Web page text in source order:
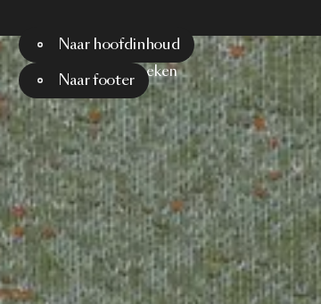
Naar hoofdinhoud
Naar footer
Menu Zoeken